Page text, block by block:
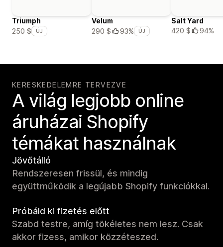
Triumph
250 $
ÚJ
Velum
290 $
93% ÚJ
Salt Yard
420 $
94%
KERESKEDELEMRE TERVEZVE
A világ legjobb online
áruházai Shopify
témákat használnak
Jövőtálló
Rendszeresen frissül, és mindig
együttműködik a legújabb Shopify funkciókkal.
Próbáld ki fizetés előtt
Szabd testre, amíg tökéletes nem lesz. Csak
akkor fizess, amikor közzéteszed.